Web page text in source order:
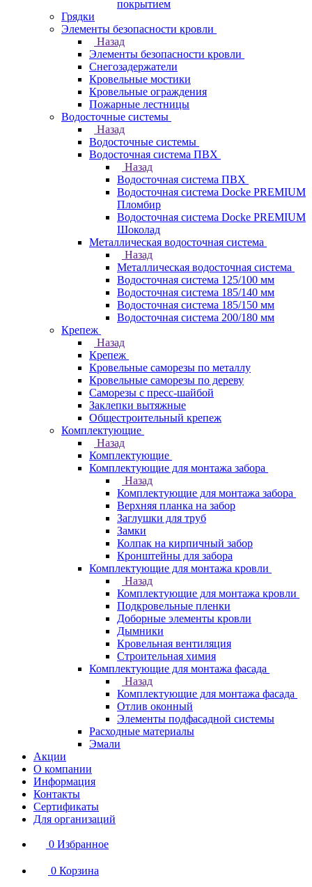
покрытием
Грядки
Элементы безопасности кровли
Назад
Элементы безопасности кровли
Снегозадержатели
Кровельные мостики
Кровельные ограждения
Пожарные лестницы
Водосточные системы
Назад
Водосточные системы
Водосточная система ПВХ
Назад
Водосточная система ПВХ
Водосточная система Docke PREMIUM
Пломбир
Водосточная система Docke PREMIUM
Шоколад
Металлическая водосточная система
Назад
Металлическая водосточная система
Водосточная система 125/100 мм
Водосточная система 185/140 мм
Водосточная система 185/150 мм
Водосточная система 200/180 мм
Крепеж
Назад
Крепеж
Кровельные саморезы по металлу
Кровельные саморезы по дереву
Саморезы с пресс-шайбой
Заклепки вытяжные
Общестроительный крепеж
Комплектующие
Назад
Комплектующие
Комплектующие для монтажа забора
Назад
Комплектующие для монтажа забора
Верхняя планка на забор
Заглушки для труб
Замки
Колпак на кирпичный забор
Кронштейны для забора
Комплектующие для монтажа кровли
Назад
Комплектующие для монтажа кровли
Подкровельные пленки
Доборные элементы кровли
Дымники
Кровельная вентиляция
Строительная химия
Комплектующие для монтажа фасада
Назад
Комплектующие для монтажа фасада
Отлив оконный
Элементы подфасадной системы
Расходные материалы
Эмали
Акции
О компании
Информация
Контакты
Сертификаты
Для организаций
0 Избранное
0 Корзина